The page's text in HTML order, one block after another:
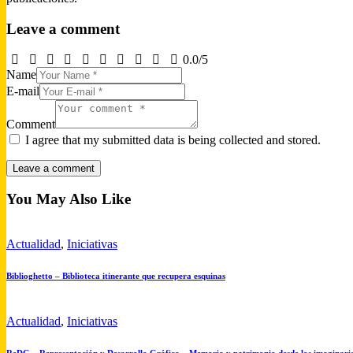
Leave a comment
0.0/5
Name
E-mail
Comment
I agree that my submitted data is being collected and stored.
You May Also Like
Actualidad, Iniciativas
Biblioghetto – Biblioteca itinerante que recupera esquinas
Actualidad, Iniciativas